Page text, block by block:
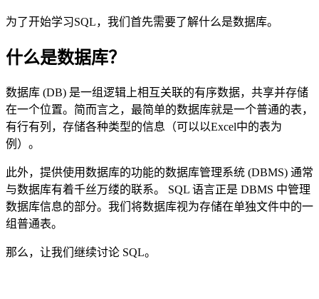
为了开始学习SQL，我们首先需要了解什么是数据库。
什么是数据库？
数据库 (DB) 是一组逻辑上相互关联的有序数据，共享并存储
在一个位置。简而言之，最简单的数据库就是一个普通的表，
有行有列，存储各种类型的信息（可以以Excel中的表为
例）。
此外，提供使用数据库的功能的数据库管理系统 (DBMS) 通常
与数据库有着千丝万缕的联系。 SQL 语言正是 DBMS 中管理
数据库信息的部分。我们将数据库视为存储在单独文件中的一
组普通表。
那么，让我们继续讨论 SQL。